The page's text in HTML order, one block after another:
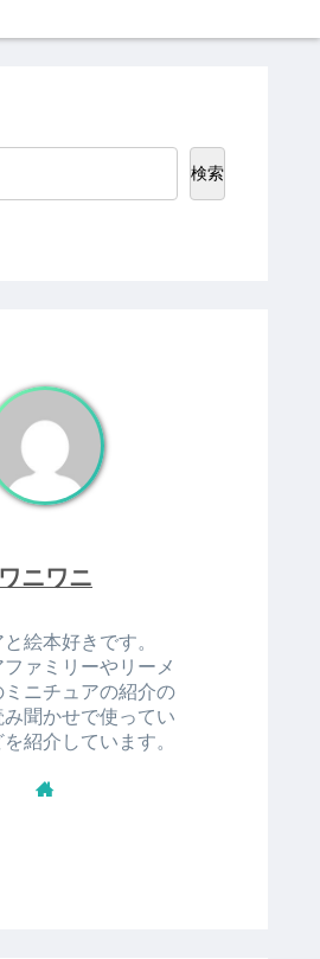
検索
ワニワニ
絵本好きです。
ァミリーやリーメ
ミニチュアの紹介の
聞かせで使ってい
紹介しています。